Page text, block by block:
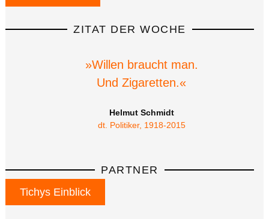
ZITAT DER WOCHE
»Willen braucht man.
Und Zigaretten.«
Helmut Schmidt
dt. Politiker, 1918-2015
PARTNER
Tichys Einblick